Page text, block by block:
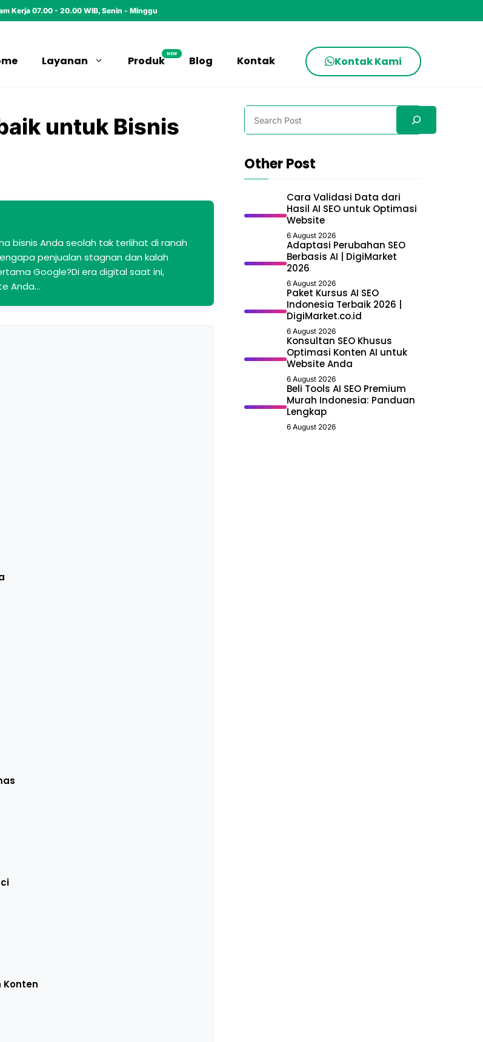
Kerja 07.00 - 20.00 WIB, Senin - Minggu
Layanan Produk
NEW
Blog Kontak Kontak Kami
untuk Bisnis
bisnis Anda seolah tak terlihat di ranah
penjualan stagnan dan kalah
Google?Di era digital saat ini,
Anda…
Search
Other Post
Cara Validasi Data dari
Hasil AI SEO untuk Optimasi
Website
6 August 2026
Adaptasi Perubahan SEO
Berbasis AI | DigiMarket
2026
6 August 2026
Paket Kursus AI SEO
Indonesia Terbaik 2026 |
DigiMarket.co.id
6 August 2026
Konsultan SEO Khusus
Optimasi Konten AI untuk
Website Anda
6 August 2026
Beli Tools AI SEO Premium
Murah Indonesia: Panduan
Lengkap
6 August 2026